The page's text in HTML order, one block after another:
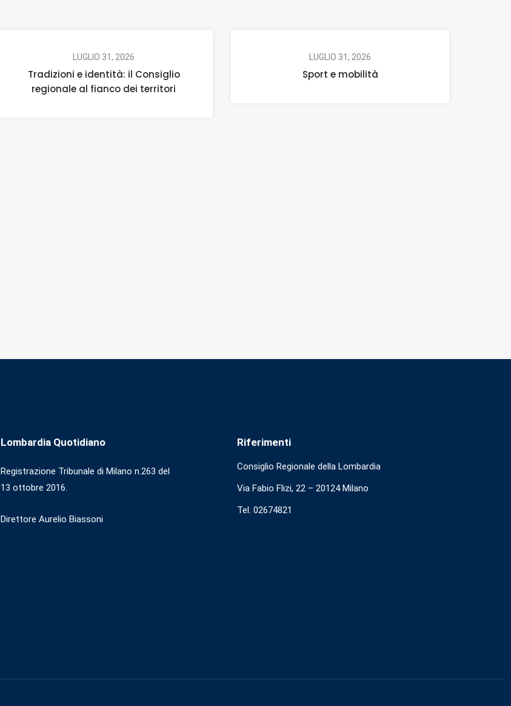
LUGLIO 31, 2026
Tradizioni e identità: il Consiglio
regionale al fianco dei territori
LUGLIO 31, 2026
Sport e mobilità
Lombardia Quotidiano
Registrazione Tribunale di Milano n.263 del
13 ottobre 2016.
Direttore Aurelio Biassoni
Riferimenti
Consiglio Regionale della Lombardia
Via Fabio Flizi, 22 – 20124 Milano
Tel. 02674821